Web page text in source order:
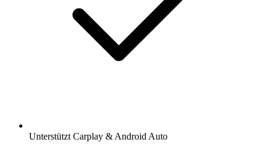
Unterstützt Carplay & Android Auto